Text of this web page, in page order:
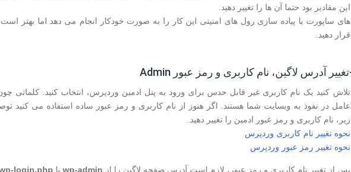
این مقادیر بود حتما آن ها را تغییر دهید.
های ساپورت با پیاده سازی رول های امنیتی این کار را به صورت خودکار انجام می دهد اما بهتر است
قرار دهید.
زیر، نام کاربری و رمز عبور ادمین را تغییر دهید.
نحوه تغییر نام کاربری وردپرس
نحوه تغییر رمز عبور وردپرس
پس از تغییر نام کاربری و رمز عبور، لازم است آدرس صفحه لاگین را از wp-admin یا login.php